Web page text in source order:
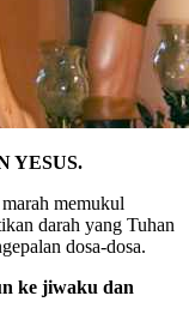
YESUS.
memukul
darah yang Tuhan
dosa-dosa.
ke jiwaku dan